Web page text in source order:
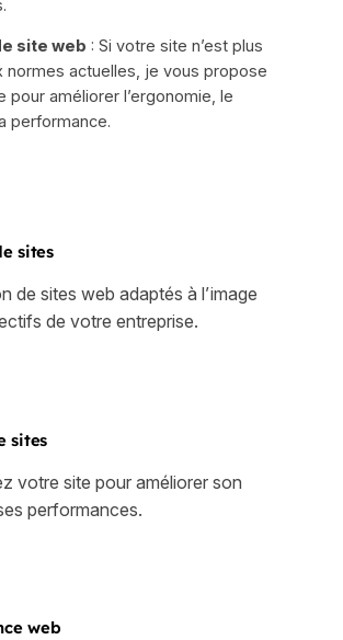
site web : Si votre site n’est plus
normes actuelles, je vous propose
pour améliorer l’ergonomie, le
performance.
sites
de sites web adaptés à l’image
de votre entreprise.
sites
votre site pour améliorer son
performances.
web